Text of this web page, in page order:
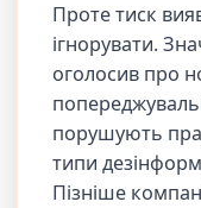
Проте тиск
ігнорувати.
оголосив про
порушують
типи
Пізніше